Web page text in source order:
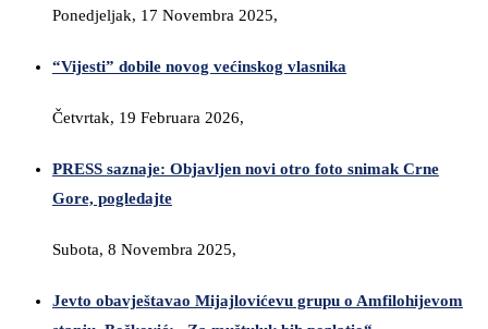
Ponedjeljak, 17 Novembra 2025,
“Vijesti” dobile novog većinskog vlasnika
Četvrtak, 19 Februara 2026,
PRESS saznaje: Objavljen novi otro foto snimak Crne
Gore, pogledajte
Subota, 8 Novembra 2025,
Jevto obavještavao Mijajlovićevu grupu o Amfilohijevom